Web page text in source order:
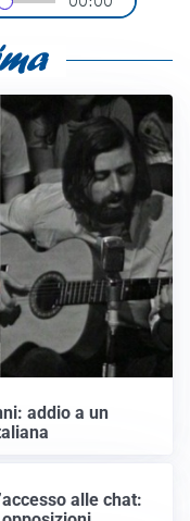
addio a un
alle chat: